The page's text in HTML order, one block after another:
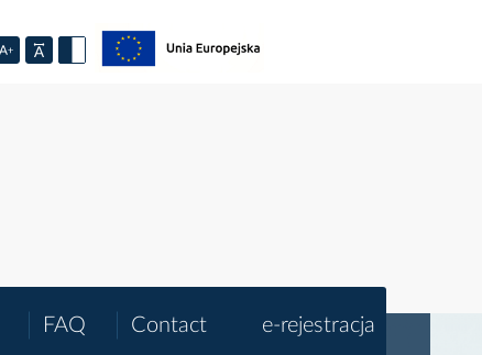
FAQ Contact e-rejestracja